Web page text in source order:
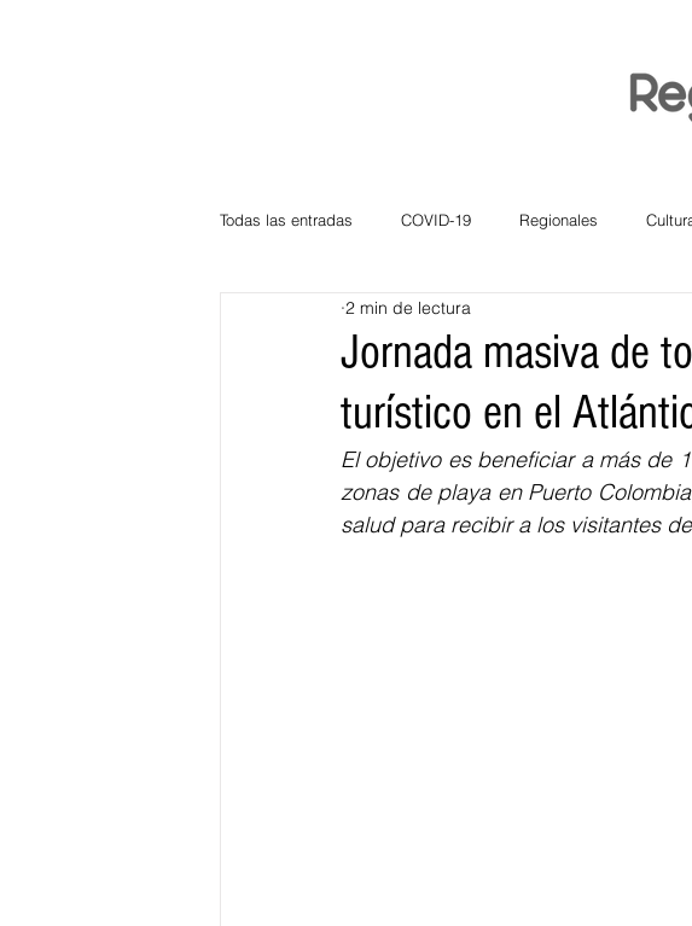
Todas las entradas COVID-19 Regionales
Atlántico
Bloggeros Hermanos Mayores
Educación
Jornada masiva de
turístico en el
2 min de lectura
El objetivo es beneficiar a más de
zonas de playa en Puerto
salud para recibir a los visitantes